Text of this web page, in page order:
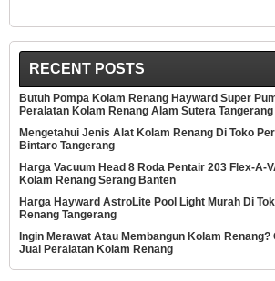
RECENT POSTS
Butuh Pompa Kolam Renang Hayward Super
Peralatan Kolam Renang Alam Sutera Tangerang
Mengetahui Jenis Alat Kolam Renang Di Toko
Bintaro Tangerang
Harga Vacuum Head 8 Roda Pentair 203 Flex-A-
Kolam Renang Serang Banten
Harga Hayward AstroLite Pool Light Murah Di
Renang Tangerang
Ingin Merawat Atau Membangun Kolam Renang?
Jual Peralatan Kolam Renang